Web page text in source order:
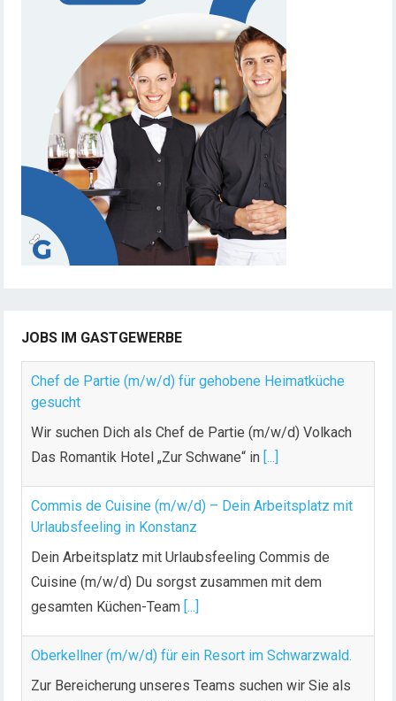
JOBS IM GASTGEWERBE
Chef de Partie (m/w/d) für gehobene Heimatküche
gesucht
Wir suchen Dich als Chef de Partie (m/w/d) Volkach
Das Romantik Hotel „Zur Schwane“ in [...]
Commis de Cuisine (m/w/d) – Dein Arbeitsplatz mit
Urlaubsfeeling in Konstanz
Dein Arbeitsplatz mit Urlaubsfeeling Commis de
Cuisine (m/w/d) Du sorgst zusammen mit dem
gesamten Küchen-Team [...]
Oberkellner (m/w/d) für ein Resort im Schwarzwald.
Zur Bereicherung unseres Teams suchen wir Sie als